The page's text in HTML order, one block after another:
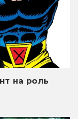
на роль